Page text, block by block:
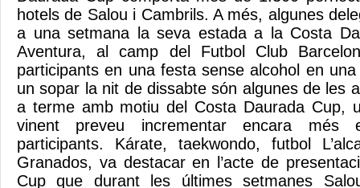
hotels de Salou i Cambrils. A més, algunes
a una setmana la seva estada a la Costa
Aventura, al camp del Futbol Club
participants en una festa sense alcohol en
un sopar la nit de dissabte són algunes de les
a terme amb motiu del Costa Daurada Cup,
vinent preveu incrementar encara més
participants. Kárate, taekwondo, futbol
Granados, va destacar en l’acte de
Cup que durant les últimes setmanes